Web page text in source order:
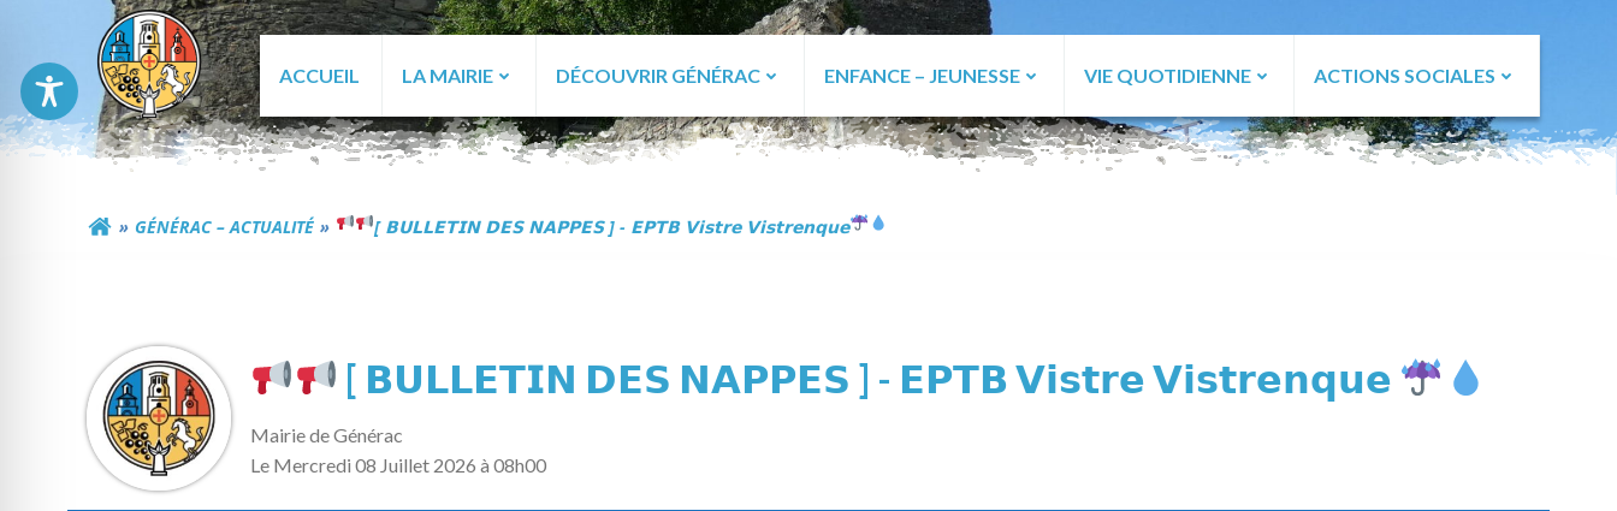
contenu
Commune de Générac
ACCUEIL LA MAIRIE DÉCOUVRIR GÉNÉRAC ENFANCE – JEUNESSE VIE QUOTIDIENNE ACTIONS SOCIALES
GÉNÉRAC – ACTUALITÉ [ 𝗕𝗨𝗟𝗟𝗘𝗧𝗜𝗡 𝗗𝗘𝗦 𝗡𝗔𝗣𝗣𝗘𝗦 ] - 𝗘𝗣𝗧𝗕 𝗩𝗶𝘀𝘁𝗿𝗲 𝗩𝗶𝘀𝘁𝗿𝗲𝗻𝗾𝘂𝗲
[ 𝗕𝗨𝗟𝗟𝗘𝗧𝗜𝗡 𝗗𝗘𝗦 𝗡𝗔𝗣𝗣𝗘𝗦 ] - 𝗘𝗣𝗧𝗕 𝗩𝗶𝘀𝘁𝗿𝗲 𝗩𝗶𝘀𝘁𝗿𝗲𝗻𝗾𝘂𝗲
Mairie de Générac
Le Mercredi 08 Juillet 2026 à 08h00